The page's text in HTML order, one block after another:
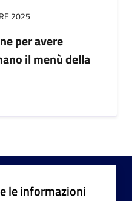
2025
per avere
il menù della
le informazioni